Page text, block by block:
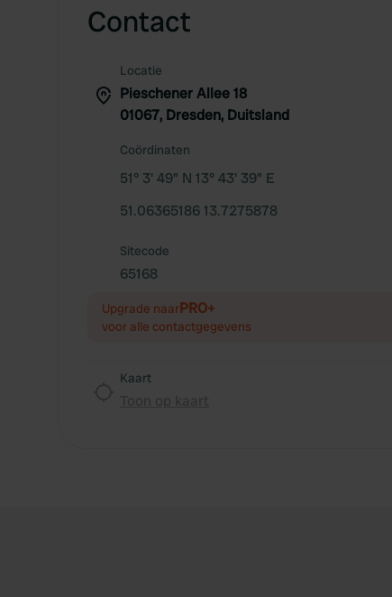
Contact
Locatie
Pieschener Allee 18
01067, Dresden, Duitsland
Coördinaten
51° 3' 49" N 13° 43' 39" E
51.06365186 13.7275878
Sitecode
65168
Upgrade naarPRO+
voor alle contactgegevens
Kaart